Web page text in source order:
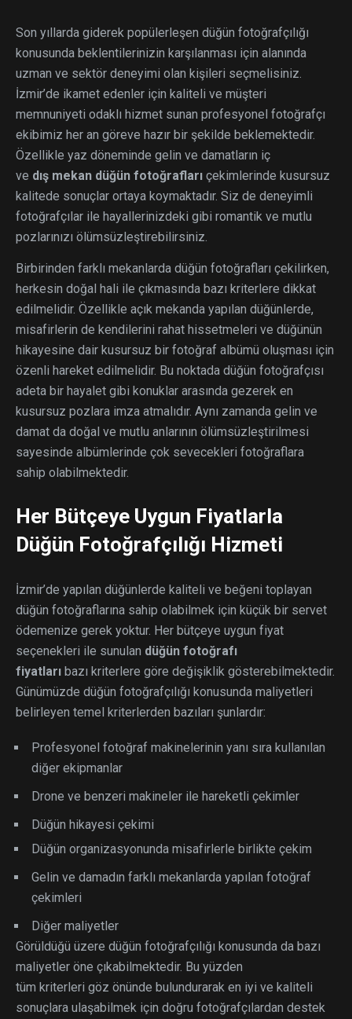
Son yıllarda giderek popülerleşen düğün fotoğrafçılığı
konusunda beklentilerinizin karşılanması için alanında
uzman ve sektör deneyimi olan kişileri seçmelisiniz.
İzmir’de ikamet edenler için kaliteli ve müşteri
memnuniyeti odaklı hizmet sunan profesyonel fotoğrafçı
ekibimiz her an göreve hazır bir şekilde beklemektedir.
Özellikle yaz döneminde gelin ve damatların iç
ve dış mekan düğün fotoğrafları çekimlerinde kusursuz
kalitede sonuçlar ortaya koymaktadır. Siz de deneyimli
fotoğrafçılar ile hayallerinizdeki gibi romantik ve mutlu
pozlarınızı ölümsüzleştirebilirsiniz.
Birbirinden farklı mekanlarda düğün fotoğrafları çekilirken,
herkesin doğal hali ile çıkmasında bazı kriterlere dikkat
edilmelidir. Özellikle açık mekanda yapılan düğünlerde,
misafirlerin de kendilerini rahat hissetmeleri ve düğünün
hikayesine dair kusursuz bir fotoğraf albümü oluşması için
özenli hareket edilmelidir. Bu noktada düğün fotoğrafçısı
adeta bir hayalet gibi konuklar arasında gezerek en
kusursuz pozlara imza atmalıdır. Aynı zamanda gelin ve
damat da doğal ve mutlu anlarının ölümsüzleştirilmesi
sayesinde albümlerinde çok sevecekleri fotoğraflara
sahip olabilmektedir.
Her Bütçeye Uygun Fiyatlarla
Düğün Fotoğrafçılığı Hizmeti
İzmir’de yapılan düğünlerde kaliteli ve beğeni toplayan
düğün fotoğraflarına sahip olabilmek için küçük bir servet
ödemenize gerek yoktur. Her bütçeye uygun fiyat
seçenekleri ile sunulan düğün fotoğrafı
fiyatları bazı kriterlere göre değişiklik gösterebilmektedir.
Günümüzde düğün fotoğrafçılığı konusunda maliyetleri
belirleyen temel kriterlerden bazıları şunlardır:
Profesyonel fotoğraf makinelerinin yanı sıra kullanılan
diğer ekipmanlar
Drone ve benzeri makineler ile hareketli çekimler
Düğün hikayesi çekimi
Düğün organizasyonunda misafirlerle birlikte çekim
Gelin ve damadın farklı mekanlarda yapılan fotoğraf
çekimleri
Diğer maliyetler
Görüldüğü üzere düğün fotoğrafçılığı konusunda da bazı
maliyetler öne çıkabilmektedir. Bu yüzden
tüm kriterleri göz önünde bulundurarak en iyi ve kaliteli
sonuçlara ulaşabilmek için doğru fotoğrafçılardan destek